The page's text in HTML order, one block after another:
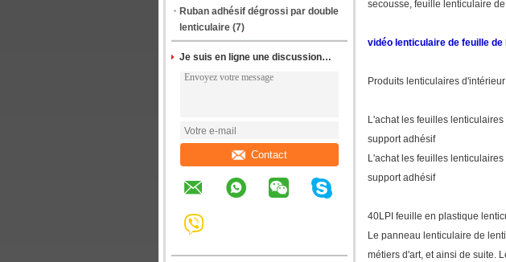
Ruban adhésif dégrossi par double
lenticulaire (7)
Je suis en ligne une discussion en ligne
Contact
secousse, feuille lenticulaire
vidéo lenticulaire de feuille de
Produits lenticulaires
L'achat les feuilles
support adhésif
L'achat les feuilles
support adhésif
40LPI feuille en plastique
Le panneau lenticulaire de
métiers d'art, et ainsi de suite.